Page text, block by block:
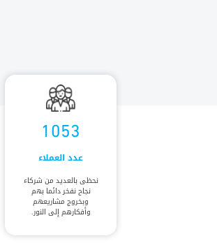
1053
عدد العملاء
نحظى بالعديد من شركاء
نجاح نفخر دائما بهم
وبخروج مشاريعهم
وأفكارهم إلى النور.